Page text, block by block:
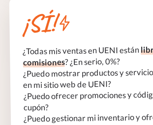
¡SÍ!
¿Todas mis ventas en UENI están
comisiones? ¿En serio, 0%?
¿Puedo mostrar productos y
en mi sitio web de UENI?
¿Puedo ofrecer promociones y
cupón?
¿Puedo gestionar mi inventario y